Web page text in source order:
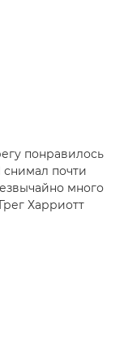
понравилось
почти
много
Харриотт